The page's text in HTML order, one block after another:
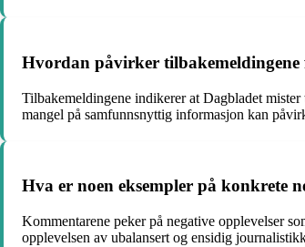
Hvordan påvirker
Tilbakemeldingene indikerer at Dagbladet
mangel på samfunnsnyttig informasjon kan
Hva er noen eksempler på konkrete
Kommentarene peker på negative opplevelser
opplevelsen av ubalansert og ensidig